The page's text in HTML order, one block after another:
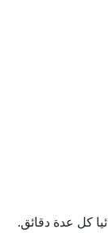
كل عدة دقائق.